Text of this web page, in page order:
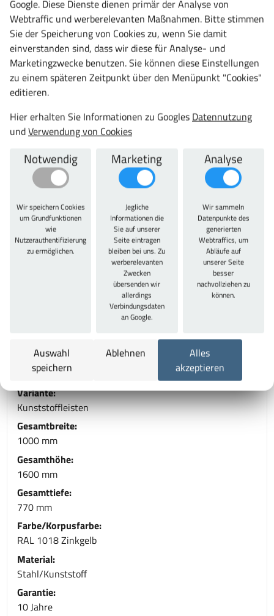
Datenblatt
teilen
Artikelbeschreibung Zu diesem Artikel passt auch
Artikelbeschreibung
Umkleidesitzbank doppelseitig, mit Garderobengestell,
Quadratrohrgestell 30/2 mit Niveauausgleich.
Doppelseitig mit 6
Sitzbank
leisten aus weißem
Kunststoff 120 x 30 mm, Sitzbänke untereinander
verschraubbar. Ausführung ohne Schuhrost, diese sind
als Zubehör erhältlich. Auf Anfrage auch als Ausführung
inklusive Schuhrost lieferbar. Zur direkten Anwendung
(doppelseitige Ausführung mit Montagematerial zum
Verschrauben). Entwickelt und produziert ausschließlich
"Made in Germany" -10 Jahre Garantie- TÜV Rheinland
zertifiziert.. Weitere individuelle Farbkombinationen auf
Anfrage möglich. Entwickelt und produziert
ausschließlich "Made in Germany" -10 Jahre Garantie-
Technische Daten
Variante:
Kunststoffleisten
Gesamtbreite:
1000 mm
Gesamthöhe:
1600 mm
Gesamttiefe:
770 mm
Farbe/Korpusfarbe:
RAL 1018 Zinkgelb
Material:
Stahl/Kunststoff
Garantie:
10 Jahre
Google. Diese Dienste dienen primär der Analyse von
Webtraffic und werberelevanten Maßnahmen. Bitte stimmen
Sie der Speicherung von Cookies zu, wenn Sie damit
einverstanden sind, dass wir diese für Analyse- und
Marketingzwecke benutzen. Sie können diese Einstellungen
zu einem späteren Zeitpunkt über den Menüpunkt "Cookies"
editieren.
Hier erhalten Sie Informationen zu Googles Datennutzung
undVerwendung von Cookies
Notwendig
Wir speichern Cookies
um Grundfunktionen
wie
Nutzerauthentifizierung
zu ermöglichen.
Marketing
Jegliche
Informationen die
Sie auf unserer
Seite eintragen
bleiben bei uns. Zu
werberelevanten
Zwecken
übersenden wir
allerdings
Verbindungsdaten
an Google.
Analyse
Wir sammeln
Datenpunkte des
generierten
Webtraffics, um
Abläufe auf
unserer Seite
besser
nachvollziehen zu
können.
Auswahl
speichern
Ablehnen
Alles
akzeptieren